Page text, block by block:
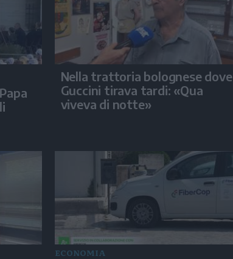
Nella trattoria bolognese dove
Guccini tirava tardi: «Qua
viveva di notte»
ECONOMIA